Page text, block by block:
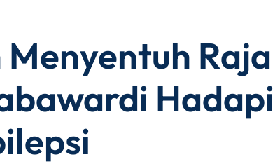
Raja
Hadapi